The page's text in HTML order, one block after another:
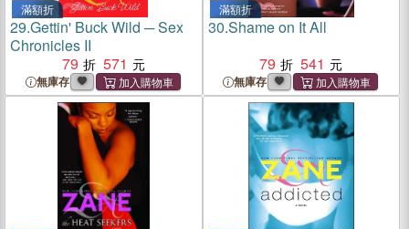
滿額折
29.Gettin' Buck Wild ─ Sex
Chronicles II
79
571
無庫存
滿額折
30.Shame on It All
79
541
無庫存